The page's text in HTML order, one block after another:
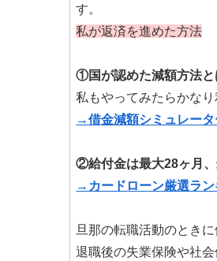
す。
私が返済を進めた方法
①国が認めた減額方法と
私もやってみたらかなり
→借金減額シミュレータ
②給付金は最大28ヶ月
→カードローン厳選ラ
旦那の転職活動のときに
退職後の失業保険や社